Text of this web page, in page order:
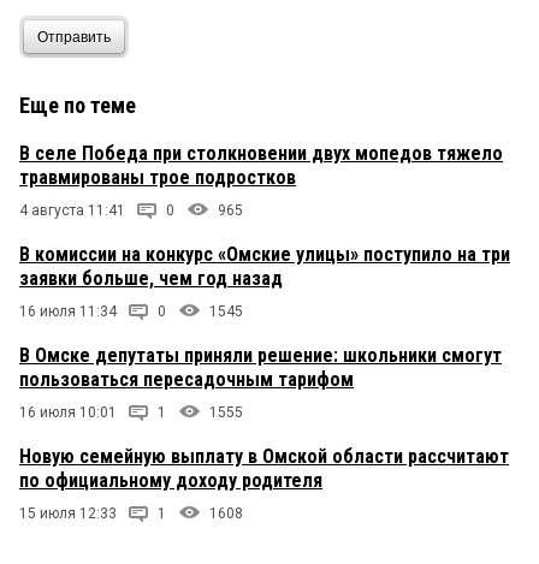
Отправить
Еще по теме
В селе Победа при столкновении двух мопедов тяжело
травмированы трое подростков
4 августа 11:41 0 965
В комиссии на конкурс «Омские улицы» поступило на три
заявки больше, чем год назад
16 июля 11:34 0 1545
В Омске депутаты приняли решение: школьники смогут
пользоваться пересадочным тарифом
16 июля 10:01 1 1555
Новую семейную выплату в Омской области рассчитают
по официальному доходу родителя
15 июля 12:33 1 1608